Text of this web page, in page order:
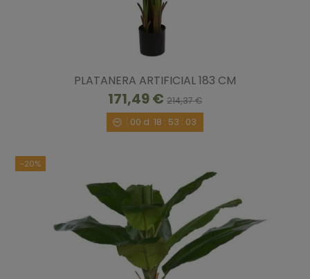
PLATANERA ARTIFICIAL 183 CM
171,49 € 214,37 €
00 d. 18 : 53 : 02
-20%